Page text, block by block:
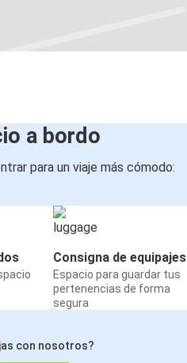
a bordo
para un viaje más cómodo:
Consigna de equipajes
Espacio para guardar tus
pertenencias de forma
segura
con nosotros?